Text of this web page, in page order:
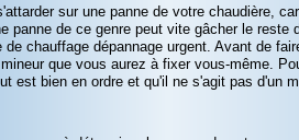
sur une panne de votre chaudière,
panne de ce genre peut vite gâcher le
de chauffage dépannage urgent. Avant de
que vous aurez à fixer vous-même.
est bien en ordre et qu'il ne s'agit pas d'un